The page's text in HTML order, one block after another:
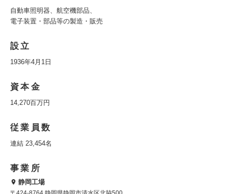
自動車照明器、航空機部品、
電子装置・部品等の製造・販売
設立
1936年4月1日
資本金
14,270百万円
従業員数
連結 23,454名
事業所
静岡工場